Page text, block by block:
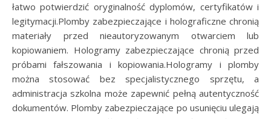
łatwo potwierdzić oryginalność dyplomów, certyfikatów i
legitymacji.Plomby zabezpieczające i holograficzne chronią
materiały przed nieautoryzowanym otwarciem lub
kopiowaniem. Hologramy zabezpieczające chronią przed
próbami fałszowania i kopiowania.Hologramy i plomby
można stosować bez specjalistycznego sprzętu, a
administracja szkolna może zapewnić pełną autentyczność
dokumentów. Plomby zabezpieczające po usunięciu ulegają